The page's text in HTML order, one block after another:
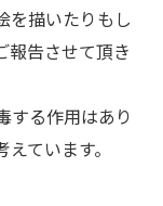
を描いたりもし
報告させて頂き
する作用はあり
ています。